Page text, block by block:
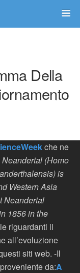
Della
che ne
Neandertal (Homo
is
Western Asia
Neandertal
1856 in the
riguardanti il
all’evoluzione
siti web. -Il
da:A